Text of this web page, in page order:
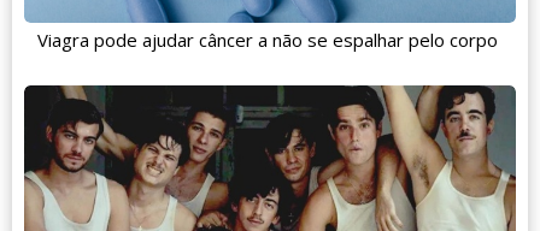
Viagra pode ajudar câncer a não se espalhar pelo corpo